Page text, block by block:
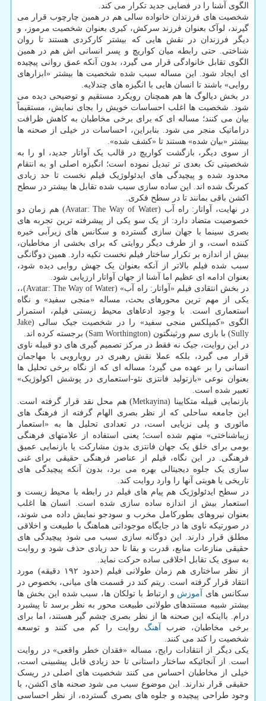
الگوی آشنا را در فضایی جدید تکرار می کند.
شخصیت های فرزندان خانواده سالی هم در همین چارچوب قرار می
گیرند، لوآک بعنوان فرزند سرکش، کیری بعنوان شخصیت مرموز، و
دیگر فرزندان در نقش هایی که بیشتر کارکردی هستند تا روان
شناختی. حتی رابطه میان کواریچ و پسر انسانی اش هم در همین
الگوی تقابل خانوادگی قرار می گیرد، بدون آنکه عمق روانی پیچیده
ای ایجاد شود. این مساله سبب شده شخصیت ها بیشتر «ابزارهای
روایی» باشند تا انسان هایی با انگیزه های چندلایه.
در بخش دیالوگ ها هم همچنان رویکرد مستقیم و توضیحی دیده می
شود. شخصیت ها اغلب احساسات خویش را بجای نمایش، مستقیماً
بیان می کنند؛ مساله ای که برای برخی مخاطبان به کاهش ظرافت
دراماتیک منجر می شود. بنابراین، احساسات در خیلی از صحنه ها
بیشتر «بیان شده» هستند تا «کشف شده».
از سوی دیگر، بازگشت کواریچ در قالب یک آواتار جدید، او را به
شخصیتی تک بعدی تر تبدیل نموده است؛ انگیزه اصلی او به انتقام
محدود شده و پیچیدگی های ایدئولوژیک فیلم نخست تا حد زیادی
کمرنگ شده اند. این ساده سازی سبب شده تقابل ها بیشتر در سطح
اکشن باقی بمانند تا در سطح فکری.
در نهایت، آواتار: راه آب (Avatar: The Way of Water) هم زمان دو
خصوصیت متضاد دارد: از یک سو یکی از پیشرفته ترین تجربه های
بصری سینما با جهان سازی گسترده و سکانس های زیرآبی خیره
کننده است، و از طرف دیگر روایتی که برای بخشی از مخاطبان،
بیش از اندازه بر تکرار ساختار فیلم نخست تکیه دارد. همین دوگانگی
سبب شده فیلم بالاتر از آنکه بعنوان یک جهش روایی دیده شود،
بعنوان ادامه ای عظیم اما آشنا از جهان آواتار ارزیابی شود.
در بخش انتقادی فیلم «آواتار: راه آب» (Avatar: The Way of Water)،،
یکی از مهم ترین محورهای بحث، مساله «منجی سفید» و نگاه
استعماری است. با وجود ادعاهای محیط زیستی فیلم، استمرار
الگوی «کمپلکس منجی سفید» را در شخصیت جیک سالی (Jake
Sully) با بازی سم ورثینگتون (Sam Worthington) برجسته کرده اند.
در این روایت، جیک نه فقط در مرکز تصمیم گیری های دو قبیله ناوی
قرار می گیرد، بلکه عملا نقش رهبری در رویارویی با مهاجمان
انسانی را بر عهده می گیرد؛ مساله ای که از نگاه برخی تحلیل ها
بعنوان نوعی «بازتولید فانتزی نئو-استعماری در پوشش اکولوژیک»
تعبیر شده است.
بازنمایی قبیله متکایینا (Metkayina) هم محل نقد قرار گرفته است.
این جامعه ساحلی که از نظر بصری الهام گرفته از فرهنگ های
مائوری و پلی نزیایی است، در تعدادی تحلیل ها به «استعمار
زیباشناختی» متهم شده است؛ یعنی استفاده از علامتهای فرهنگی
بومی برای خلق یک جهان فانتزی بدون مشارکت یا بازنمایی عمیق
فرهنگی. در این نگاه، فیلم از عناصر فرهنگی حقیقی برای غنی
سازی یک جلوه دیجیتالی بهره می برد، بدون آنکه پیچیدگی های
تاریخی یا هویتی آنها را وارد روایت کند.
در سطح ایدئولوژیک هم پیام های فیلم در رابطه با محیط زیست و
استعمار بیش از اندازه ساده سازی شده است. انسان ها اغلب
بعنوان نیروهای بطورکامل مخرب و سودجو نمایش داده می شوند،
در صورتیکه ناوی ها در جایگاه موجوداتی هماهنگ با طبیعت و اخلاقی
مطلق قرار دارند. این دوگانه سازی سبب می شود پیچیدگی های
حقیقی منازعات منابع، قدرت و بقا تا حد زیادی حذف شود و روایت
به سوی یک تقابل اخلاقی ساده حرکت نماید.
از نظر ساختاری هم زمان طولانی فیلم (حدود ۱۹۲ دقیقه) مورد
انتقاد قرار گرفته است. ریتم کند در قسمت های میانی، بخصوص در
سکانس های
آموزش و ارتباط با تولکان ها، سبب شده این بخش ها
بیشتر شبیه مستندهای طولانی طبیعت محور به نظر برسد تا پیشبرد
درام. بااینکه این صحنه ها از نظر بصری چشم گیر هستند، اما برای
برخی مخاطبان، ضرب
آهنگ روایت را کم می کنند و توسعه
شخصیت را کند می کنند.
یکی دیگر از انتقادات رایج، مساله «فقدان خطر واقعی» در روایت
است. از آنجائیکه ساختار داستانی تا حد زیادی قابل پیشبینی است،
خیلی از مخاطبان احساس می کنند شخصیت های اصلی در ریسک
حقیقی قرار ندارند. این موضوع سبب می شود صحنه های اکشن، با
وجود طراحی پیچیده و جلوه های بصری گسترده، از نظر احساسی